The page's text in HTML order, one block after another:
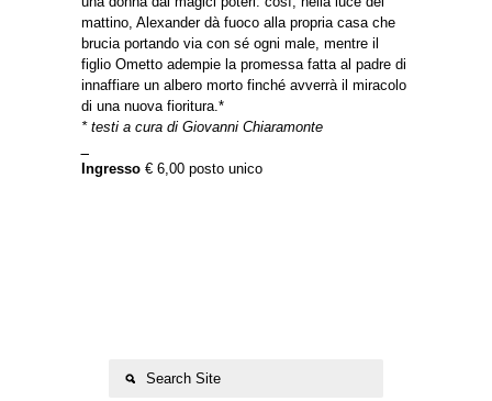
mattino, Alexander dà fuoco alla propria casa che
brucia portando via con sé ogni male, mentre il
figlio Ometto adempie la promessa fatta al padre di
innaffiare un albero morto finché avverrà il miracolo
di una nuova fioritura.*
* testi a cura di Giovanni Chiaramonte
Ingresso € 6,00 posto unico